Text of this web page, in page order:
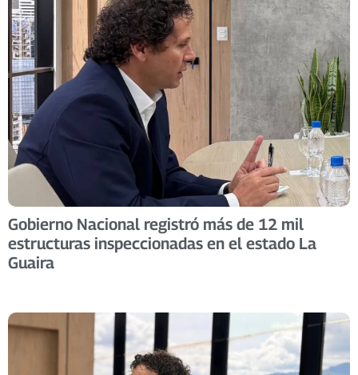
Gobierno Nacional registró más de 12 mil
estructuras inspeccionadas en el estado La
Guaira